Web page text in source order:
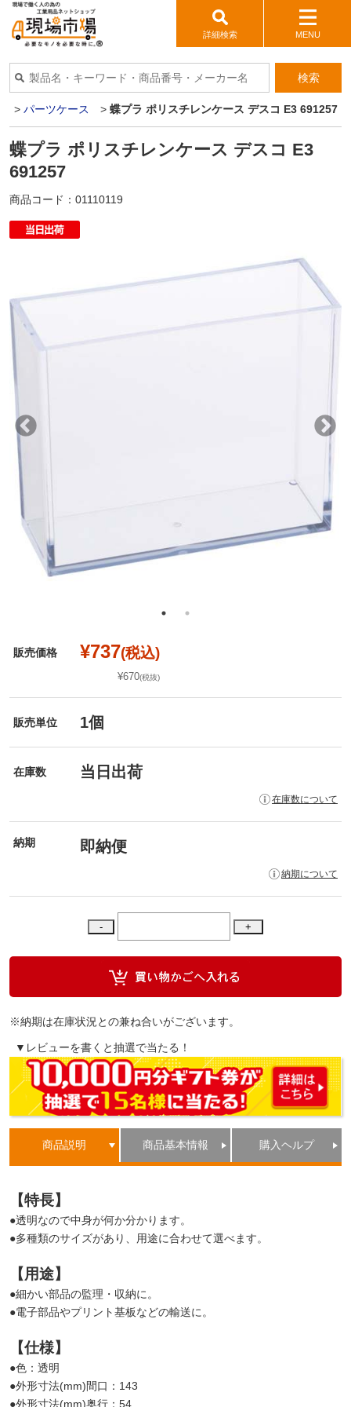
詳細検索 MENU
検索
> パーツケース > 蝶プラ ポリスチレンケース デスコ E3 691257
蝶プラ ポリスチレンケース デスコ E3
691257
商品コード： 01110119
販売価格 ¥737(税込)
¥670(税抜)
販売単位 1個
在庫数 当日出荷
在庫数について
納期 即納便
納期について
※納期は在庫状況との兼ね合いがございます。
▼レビューを書くと抽選で当たる！
商品説明 商品基本情報 購入ヘルプ
【特長】
●透明なので中身が何か分かります。
●多種類のサイズがあり、用途に合わせて選べます。
【用途】
●細かい部品の監理・収納に。
●電子部品やプリント基板などの輸送に。
【仕様】
●色：透明
●外形寸法(mm)間口：143
●外形寸法(mm)奥行：54